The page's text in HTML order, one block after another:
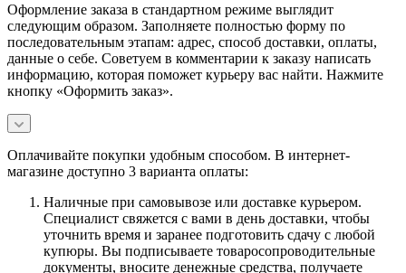
Оформление заказа в стандартном режиме выглядит
следующим образом. Заполняете полностью форму по
последовательным этапам: адрес, способ доставки, оплаты,
данные о себе. Советуем в комментарии к заказу написать
информацию, которая поможет курьеру вас найти. Нажмите
кнопку «Оформить заказ».
Оплачивайте покупки удобным способом. В интернет-
магазине доступно 3 варианта оплаты:
Наличные при самовывозе или доставке курьером.
Специалист свяжется с вами в день доставки, чтобы
уточнить время и заранее подготовить сдачу с любой
купюры. Вы подписываете товаросопроводительные
документы, вносите денежные средства, получаете